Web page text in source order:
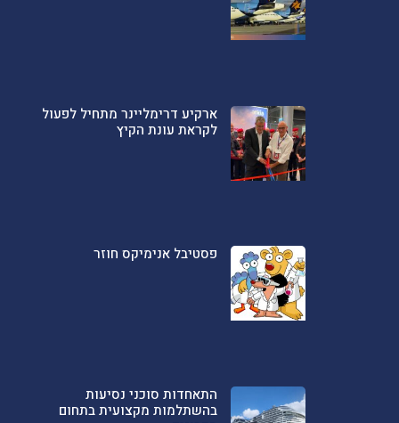
ארקיע דרימליינר מתחיל לפעול
לקראת עונת הקיץ
פסטיבל אנימיקס חוזר
התאחדות סוכני נסיעות
בהשתלמות מקצועית בתחום